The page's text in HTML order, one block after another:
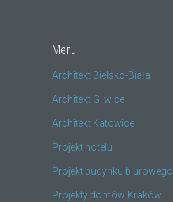
Menu:
Architekt Bielsko-Biała
Architekt Gliwice
Architekt Katowice
Projekt hotelu
Projekt budynku biurowego
Projekty domów Kraków